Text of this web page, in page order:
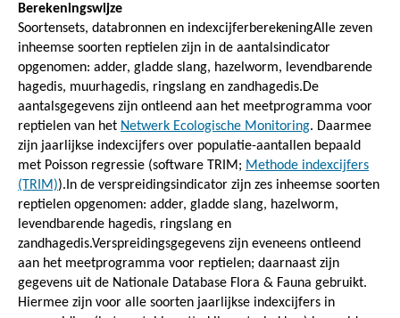
Berekeningswijze
Soortensets, databronnen en indexcijferberekeningAlle zeven
inheemse soorten reptielen zijn in de aantalsindicator
opgenomen: adder, gladde slang, hazelworm, levendbarende
hagedis, muurhagedis, ringslang en zandhagedis.De
aantalsgegevens zijn ontleend aan het meetprogramma voor
reptielen van het Netwerk Ecologische Monitoring. Daarmee
zijn jaarlijkse indexcijfers over populatie-aantallen bepaald
met Poisson regressie (software TRIM; Methode indexcijfers
(TRIM)).In de verspreidingsindicator zijn zes inheemse soorten
reptielen opgenomen: adder, gladde slang, hazelworm,
levendbarende hagedis, ringslang en
zandhagedis.Verspreidingsgegevens zijn eveneens ontleend
aan het meetprogramma voor reptielen; daarnaast zijn
gegevens uit de Nationale Database Flora & Fauna gebruikt.
Hiermee zijn voor alle soorten jaarlijkse indexcijfers in